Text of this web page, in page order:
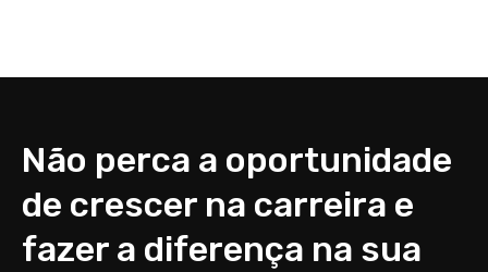
Não perca a oportunidade
de crescer na carreira e
fazer a diferença na sua